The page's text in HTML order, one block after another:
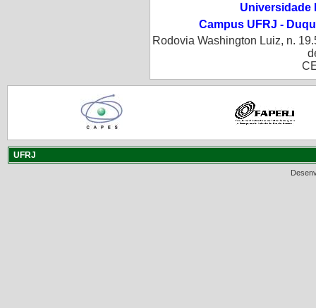
Universidade
Campus UFRJ -
Rodovia Washington Luiz, n.
UFRJ